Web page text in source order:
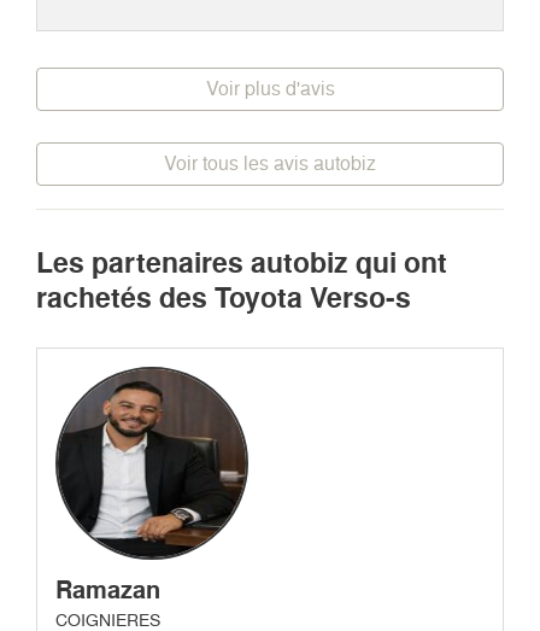
Voir plus d'avis
Voir tous les avis autobiz
Les partenaires autobiz qui ont
rachetés des Toyota Verso-s
Ramazan
COIGNIERES